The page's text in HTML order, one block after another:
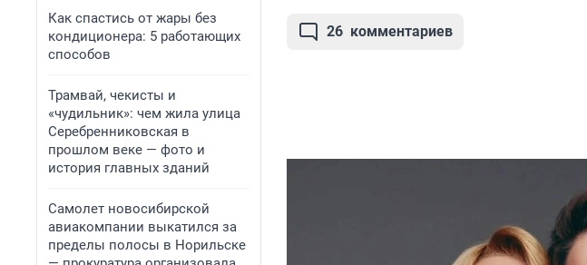
Как спастись от жары без
кондиционера: 5 работающих
способов
Трамвай, чекисты и
«чудильник»: чем жила улица
Серебренниковская в
прошлом веке — фото и
история главных зданий
Самолет новосибирской
авиакомпании выкатился за
пределы полосы в Норильске
26 комментариев